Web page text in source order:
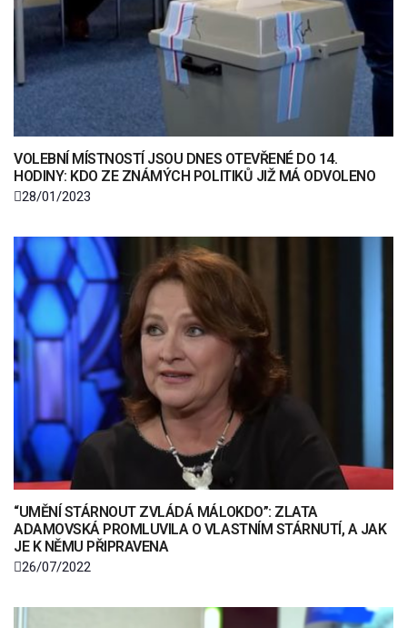
VOLEBNÍ MÍSTNOSTÍ JSOU DNES OTEVŘENÉ DO 14.
HODINY: KDO ZE ZNÁMÝCH POLITIKŮ JIŽ MÁ ODVOLENO
28/01/2023
“UMĚNÍ STÁRNOUT ZVLÁDÁ MÁLOKDO”: ZLATA
ADAMOVSKÁ PROMLUVILA O VLASTNÍM STÁRNUTÍ, A JAK
JE K NĚMU PŘIPRAVENA
26/07/2022